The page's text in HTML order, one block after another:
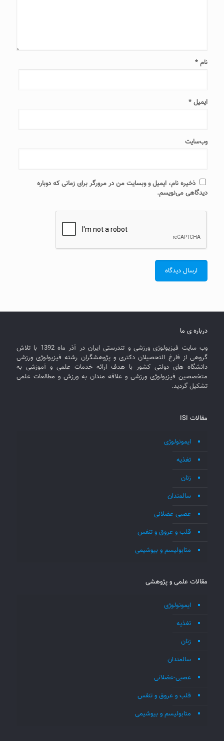
نام *
ایمیل *
وب‌سایت
ذخیره نام، ایمیل و وبسایت من در مرورگر برای زمانی که دوباره
دیدگاهی می‌نویسم.
درباره ی ما
وب سایت فیزیولوژی ورزشی و تندرستی ایران در آذر ماه 1392 با تلاش
گروهی از فارغ التحصیلان دکتری و پژوهشگران رشته فیزیولوژی ورزشی
دانشگاه های دولتی کشور با هدف ارائه خدمات علمی و آموزشی به
متخصصین فیزیولوژی ورزشی و علاقه مندان به ورزش و مطالعات علمی
تشکیل گردید.
مقالات ISI
ایمونولوژی
تغذیه
زنان
سالمندان
عصبی عضلانی
قلب و عروق و تنفس
متابولیسم و بیوشیمی
مقالات علمی و پژوهشی
ایمونولوژی
تغذیه
زنان
سالمندان
عصبی-عضلانی
قلب و عروق و تنفس
متابولیسم و بیوشیمی